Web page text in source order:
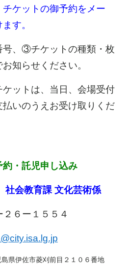
チケットの御予約をメー
す。
、③チケットの種類・枚
知らせください。
ットは、当日、会場受付
いのうえお受け取りくだ
・託児申し込み
会教育課 文化芸術係
２６ー１５５４
県伊佐市菱刈前目２１０６番地